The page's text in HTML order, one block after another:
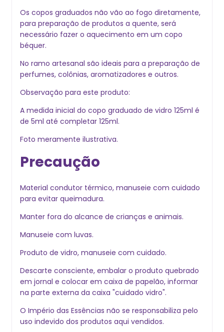
Os copos graduados não vão ao fogo diretamente,
para preparação de produtos a quente, ser
necessário fazer o aquecimento em um copo
béquer.
No ramo artesanal são ideais para a preparação de
perfumes, colônias, aromatizadores e outros.
Observação para este produto:
A medida inicial do copo graduado de vidro 125ml é
de 5ml até completar 125ml.
Foto meramente ilustrativa.
Precaução
Material condutor térmico, manuseie com cuidado
para evitar queimadura.
Manter fora do alcance de crianças e animais.
Manuseie com luvas.
Produto de vidro, manuseie com cuidado.
Descarte consciente, embalar o produto quebrado
em jornal e colocar em caixa de papelão, informar
na parte externa da caixa "cuidado vidro".
O Império das Essências não se responsabiliza pelo
uso indevido dos produtos aqui vendidos.